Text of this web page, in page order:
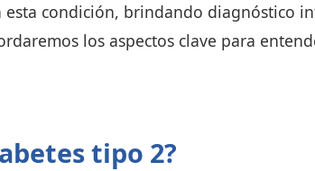
condición, brindando diagnóstico
los aspectos clave para
tipo 2?